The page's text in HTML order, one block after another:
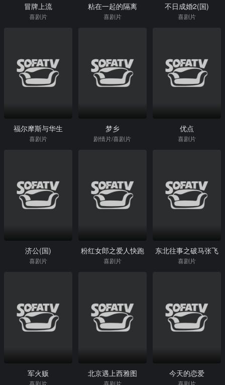
冒牌上流
喜剧片
粘在一起的隔离
喜剧片
不日成婚2(国)
喜剧片
福尔摩斯与华生
喜剧片
梦乡
剧情片/喜剧片
优点
喜剧片
济公(国)
喜剧片
粉红女郎之爱人快跑
喜剧片
东北往事之破马张飞
喜剧片
军火贩
喜剧片
北京遇上西雅图
喜剧片
今天的恋爱
喜剧片